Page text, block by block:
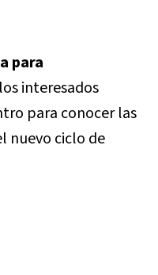
para
interesados
para conocer las
nuevo ciclo de